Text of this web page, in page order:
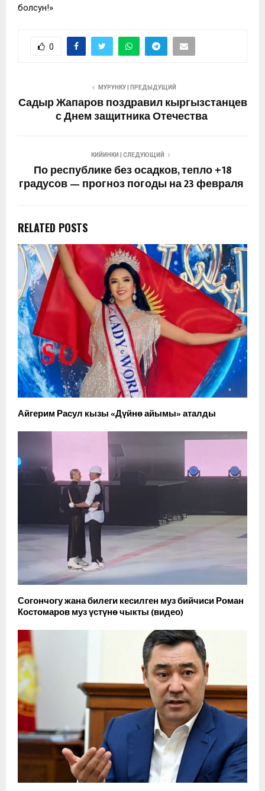
болсун!»
0
МУРУНКУ | ПРЕДЫДУЩИЙ
Садыр Жапаров поздравил кыргызстанцев
с Днем защитника Отечества
КИЙИНКИ | СЛЕДУЮЩИЙ
По республике без осадков, тепло +18
градусов — прогноз погоды на 23 февраля
RELATED POSTS
Айгерим Расул кызы «Дүйнө айымы» аталды
Согончогу жана билеги кесилген муз бийчиси Роман
Костомаров муз үстүнө чыкты (видео)